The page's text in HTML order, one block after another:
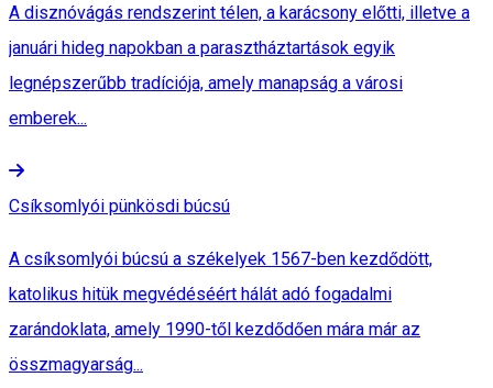
A disznóvágás rendszerint télen, a karácsony előtti, illetve a
januári hideg napokban a parasztháztartások egyik
legnépszerűbb tradíciója, amely manapság a városi
emberek...
Csíksomlyói pünkösdi búcsú
A csíksomlyói búcsú a székelyek 1567-ben kezdődött,
katolikus hitük megvédéséért hálát adó fogadalmi
zarándoklata, amely 1990-től kezdődően mára már az
összmagyarság...